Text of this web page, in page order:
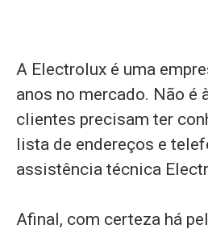
A Electrolux é uma
anos no mercado. Não é
clientes precisam ter
lista de endereços e
assistência técnica
Afinal, com certeza há